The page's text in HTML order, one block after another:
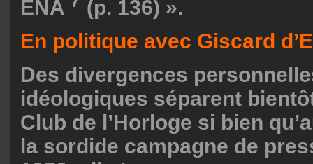
ENA
(p. 136) ».
En politique avec Giscard
Des divergences
idéologiques séparent
Club de l’Horloge si bien
la sordide campagne de